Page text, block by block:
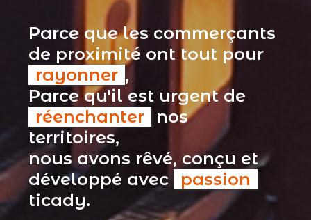
Parce que les commerçants
de proximité ont tout pour
rayonner ,
Parce qu'il est urgent de
réenchanter
nos
territoires,
nous avons rêvé, conçu et
développé avec passion
ticady.